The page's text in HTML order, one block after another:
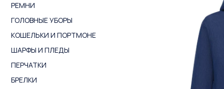
РЕМНИ
ГОЛОВНЫЕ УБОРЫ
КОШЕЛЬКИ И ПОРТМОНЕ
ШАРФЫ И ПЛЕДЫ
ПЕРЧАТКИ
БРЕЛКИ